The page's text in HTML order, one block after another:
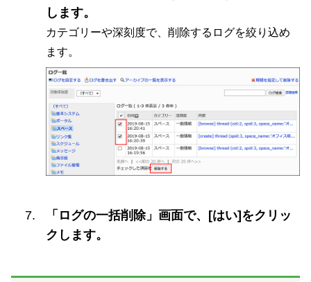
します。
カテゴリーや深刻度で、削除するログを絞り込め
ます。
「ログの一括削除」画面で、[はい]をクリッ
クします。